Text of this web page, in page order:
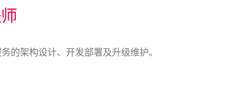
的架构设计、开发部署及升级维护。